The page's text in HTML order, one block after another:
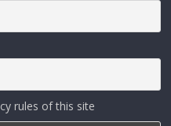
rules of this site